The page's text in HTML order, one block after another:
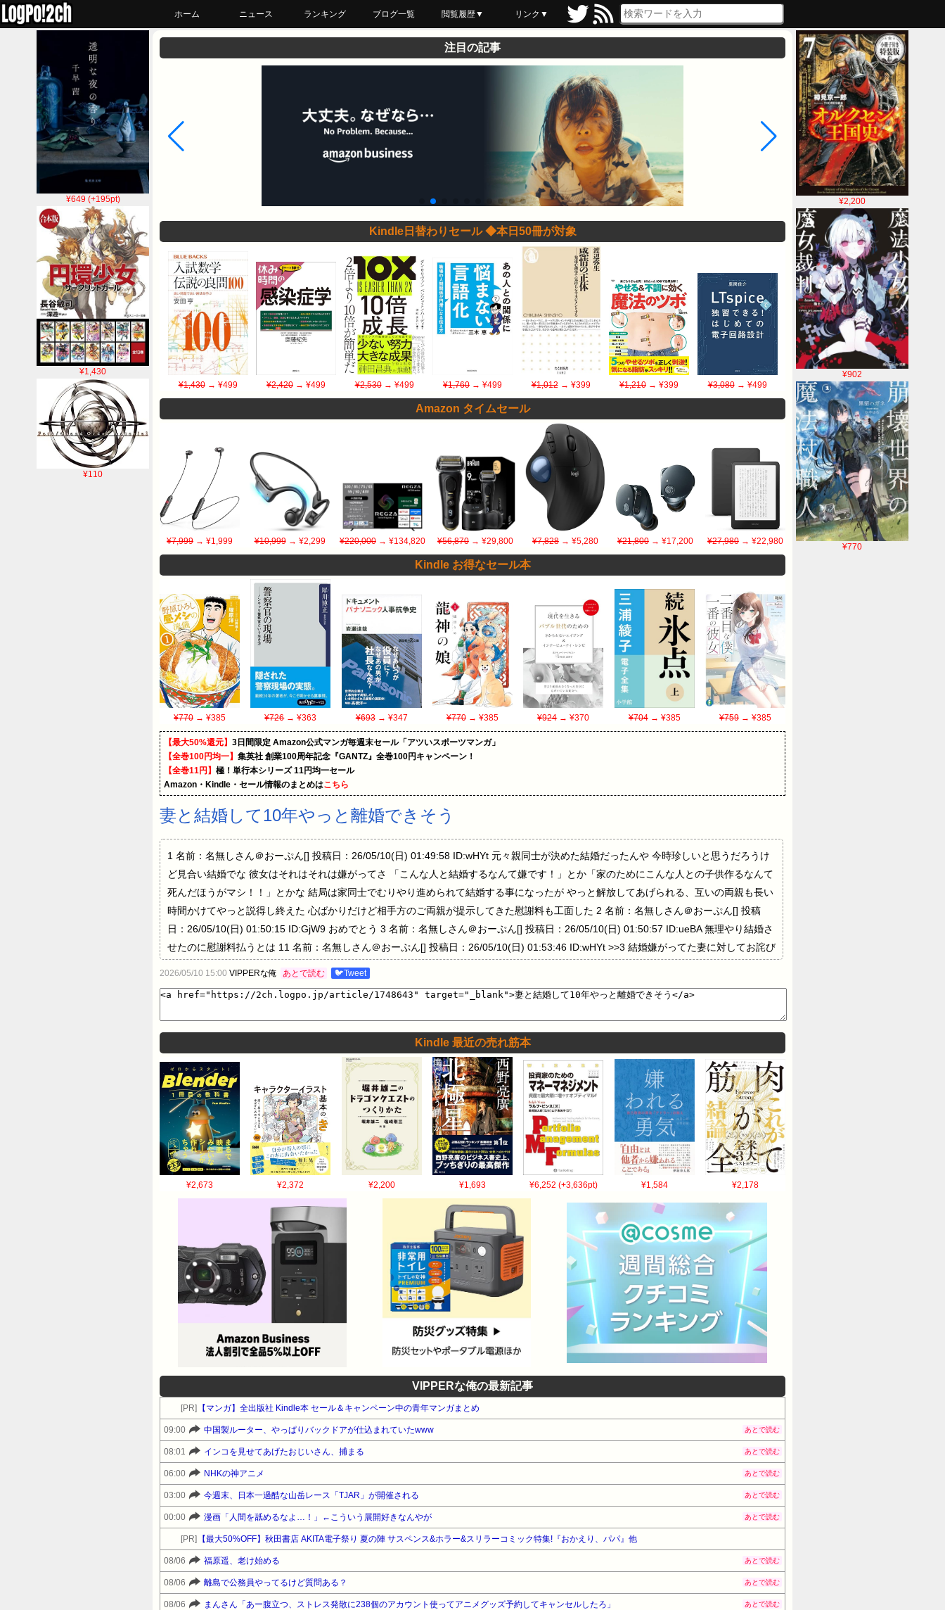
ホーム ニュース ランキング ブログ一覧 閲覧履歴▼
最近読んだ
あとで読む
ブックマーク
リンク▼
¥2,200
¥902
¥770
¥649 (+195pt)
¥1,430
¥110
注目の記事
Kindle日替わりセール ◆本日50冊が対象
¥1,430→ ¥499 ¥2,420 → ¥499 ¥2,530→ ¥499 ¥1,760 → ¥499 ¥1,012→ ¥399 ¥1,210 → ¥399 ¥3,080→ ¥499
Amazon タイムセール
¥7,999 → ¥1,999 ¥10,999→ ¥2,299 ¥220,000 → ¥134,820 ¥56,870 → ¥29,800 ¥7,828 → ¥5,280 ¥21,800 → ¥17,200 ¥27,980 → ¥22,980
Kindle お得なセール本
¥770 → ¥385 ¥726→ ¥363 ¥693→ ¥347 ¥770→ ¥385 ¥924→ ¥370 ¥704→ ¥385 ¥759→ ¥385
【最大50%還元】 3日間限定 Amazon公式マンガ毎週末セール「アツいスポーツマンガ」
【全巻100円均一】 集英社 創業100周年記念『GANTZ』全巻100円キャンペーン！
【全巻11円】 極！単行本シリーズ 11円均一セール
Amazon・Kindle・セール情報のまとめはこちら
妻と結婚して10年やっと離婚できそう
1 名前：名無しさん＠おーぷん[] 投稿日：26/05/10(日) 01:49:58 ID:wHYt 元々親同士が決めた結婚だったんや 今時珍しいと思うだろうけ
ど見合い結婚でな 彼女はそれはそれは嫌がってさ 「こんな人と結婚するなんて嫌です！」とか「家のためにこんな人との子供作るなんて
死んだほうがマシ！！」とかな 結局は家同士でむりやり進められて結婚する事になったが やっと解放してあげられる、互いの両親も長い
時間かけてやっと説得し終えた 心ばかりだけど相手方のご両親が提示してきた慰謝料も工面した 2 名前：名無しさん＠おーぷん[] 投稿
日：26/05/10(日) 01:50:15 ID:GjW9 おめでとう 3 名前：名無しさん＠おーぷん[] 投稿日：26/05/10(日) 01:50:57 ID:ueBA 無理やり結婚さ
せたのに慰謝料払うとは 11 名前：名無しさん＠おーぷん[] 投稿日：26/05/10(日) 01:53:46 ID:wHYt >>3 結婚嫌がってた妻に対してお詫び
しなきゃならんやろ 12 名前：名無しさん＠おーぷん[] 投稿日：26/05/10(日) 01:54:58 ID:ueBA >>11 それなら妻側の両親が死んで詫びる
2026/05/10 15:00 VIPPERな俺 あとで読む 🐦Tweet
Kindle 最近の売れ筋本
¥2,673 ¥2,372 ¥2,200 ¥1,693 ¥6,252 (+3,636pt) ¥1,584 ¥2,178
VIPPERな俺の最新記事
[PR] 【マンガ】全出版社 Kindle本 セール＆キャンペーン中の青年マンガまとめ
09:00 中国製ルーター、やっぱりバックドアが仕込まれていたwww あとで読む
08:01 インコを見せてあげたおじいさん、捕まる あとで読む
06:00 NHKの神アニメ あとで読む
03:00 今週末、日本一過酷な山岳レース「TJAR」が開催される あとで読む
00:00 漫画「人間を舐めるなよ…！」←こういう展開好きなんやが あとで読む
[PR] 【最大50%OFF】秋田書店 AKITA電子祭り 夏の陣 サスペンス&ホラー&スリラーコミック特集!『おかえり、パパ』他
08/06 福原遥、老け始める あとで読む
08/06 離島で公務員やってるけど質問ある？ あとで読む
08/06 まんさん「あー腹立つ、ストレス発散に238個のアカウント使ってアニメグッズ予約してキャンセルしたろ」 あとで読む